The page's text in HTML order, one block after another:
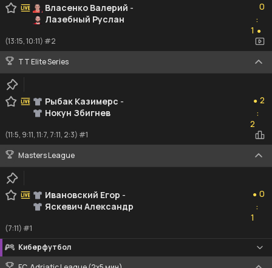
Власенко Валерий -
Лазебный Руслан
0
:
1 ●
(13:15, 10:11) #2
TT Elite Series
Рыбак Казимерс -
Нокун Збигнев
● 2
:
2
(11:5, 9:11, 11:7, 7:11, 2:3) #1
Masters League
Ивановский Егор -
Яскевич Александр
● 0
:
1
(7:11) #1
Киберфутбол